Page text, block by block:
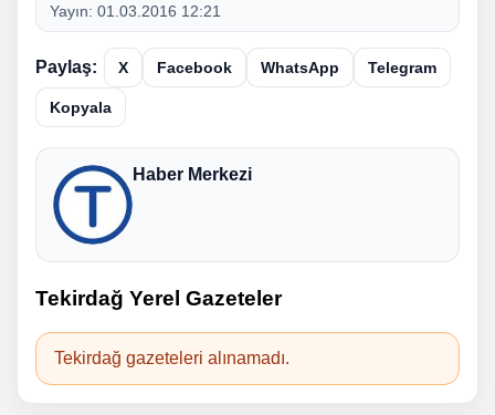
Yayın: 01.03.2016 12:21
Paylaş: X Facebook WhatsApp Telegram
Kopyala
Haber Merkezi
Tekirdağ Yerel Gazeteler
Tekirdağ gazeteleri alınamadı.